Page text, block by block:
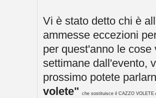
Vi è stato detto chi è
ammesse eccezioni
per quest'anno le
settimane dall'evento,
prossimo potete
volete"
che sostituisce il CAZZO VOLETE